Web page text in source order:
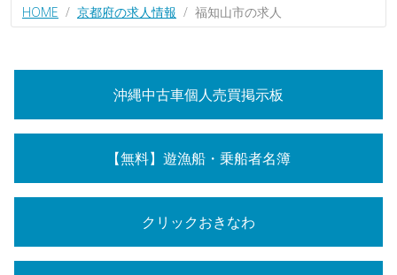
HOME 京都府の求人情報 福知山市の求人
沖縄中古車個人売買掲示板
【無料】遊漁船・乗船者名簿
クリックおきなわ